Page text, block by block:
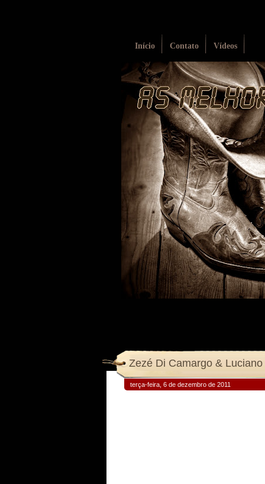
Início Contato Vídeos
Zezé Di Camargo &
terça-feira, 6 de dezembro de 2011